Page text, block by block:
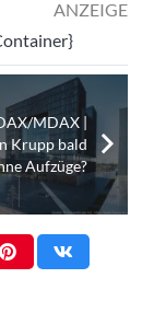
ANZEIGE
MDAX |
Krupp bald
Aufzüge?